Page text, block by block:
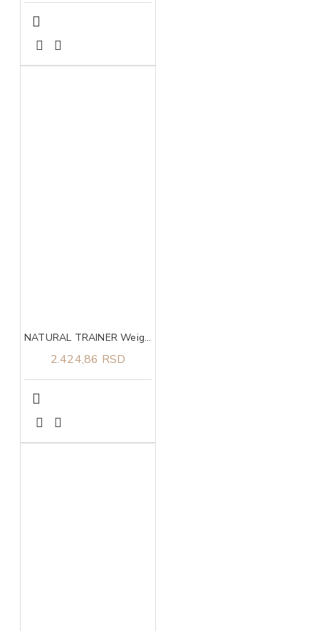
NATURAL TRAINER Weight care sa belim mesom za pse srednjih i velikih rasa 3kg
2.424,86 RSD